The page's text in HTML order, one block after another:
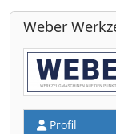
Weber
Profil